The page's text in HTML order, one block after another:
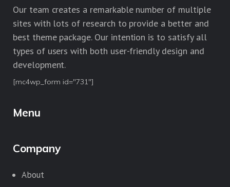
Our team creates a remarkable number of multiple
sites with lots of research to provide a better and
best theme package. Our intention is to satisfy all
types of users with both user-friendly design and
development.
[mc4wp_form id="731"]
Menu
Company
About